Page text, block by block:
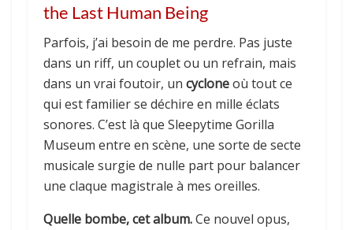
the Last Human Being
Parfois, j’ai besoin de me perdre. Pas juste
dans un riff, un couplet ou un refrain, mais
dans un vrai foutoir, un cycloneoù tout ce
qui est familier se déchire en mille éclats
sonores. C’est là que Sleepytime Gorilla
Museum entre en scène, une sorte de secte
musicale surgie de nulle part pour balancer
une claque magistrale à mes oreilles.
Quelle bombe, cet album.Ce nouvel opus,